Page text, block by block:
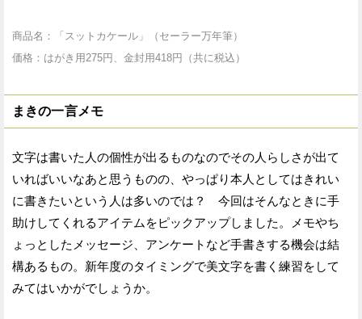
商品名：「スットカケール」（セーラー万年筆）
価格：はがき用275円、金封用418円（共に税込）
まきの一言メモ
文字は書いた人の個性が出るものなのでその人らしさが出て
いればいいなあと思うものの、やっぱり本人としてはきれい
に書きたいという人は多いのでは？ 今回はそんなときに手
助けしてくれるアイテムをピックアップしました。メモやち
ょっとしたメッセージ、アンケートなど手書きする機会は結
構あるもの。新年度のタイミングで美文字を書く練習をして
みてはいかがでしょうか。